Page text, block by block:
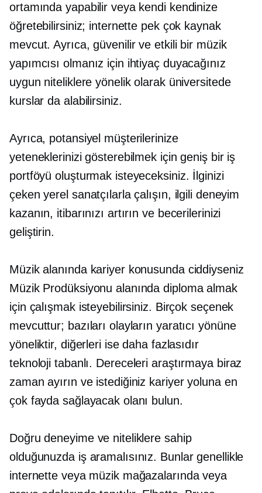
ortamında yapabilir veya kendi kendinize
öğretebilirsiniz; internette pek çok kaynak
mevcut. Ayrıca, güvenilir ve etkili bir müzik
yapımcısı olmanız için ihtiyaç duyacağınız
uygun niteliklere yönelik olarak üniversitede
kurslar da alabilirsiniz.
Ayrıca, potansiyel müşterilerinize
yeteneklerinizi gösterebilmek için geniş bir iş
portföyü oluşturmak isteyeceksiniz. İlginizi
çeken yerel sanatçılarla çalışın, ilgili deneyim
kazanın, itibarınızı artırın ve becerilerinizi
geliştirin.
Müzik alanında kariyer konusunda ciddiyseniz
Müzik Prodüksiyonu alanında diploma almak
için çalışmak isteyebilirsiniz. Birçok seçenek
mevcuttur; bazıları olayların yaratıcı yönüne
yöneliktir, diğerleri ise daha fazlasıdır
teknoloji tabanlı. Dereceleri araştırmaya biraz
zaman ayırın ve istediğiniz kariyer yoluna en
çok fayda sağlayacak olanı bulun.
Doğru deneyime ve niteliklere sahip
olduğunuzda iş aramalısınız. Bunlar genellikle
internette veya müzik mağazalarında veya